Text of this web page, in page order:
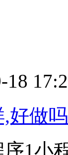
18
好做
1小